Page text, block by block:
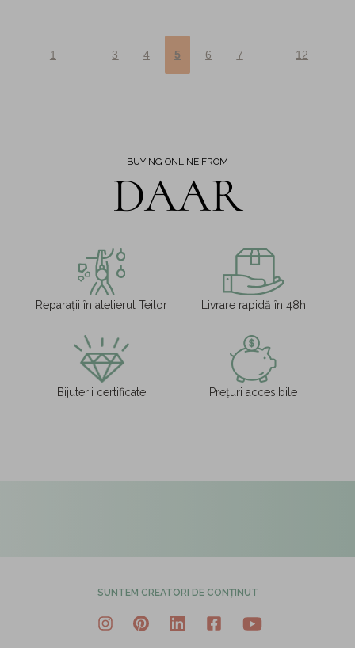
1 3 4 5 6 7 12
BUYING ONLINE FROM
DAAR
Reparații în atelierul Teilor Livrare rapidă în 48h
Bijuterii certificate Prețuri accesibile
SUNTEM CREATORI DE CONȚINUT